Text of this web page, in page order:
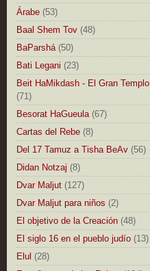
Árabe (53)
Baal Shem Tov (48)
BaParshá (50)
Bati Legani (23)
Beit HaMikdash - El Gran Templo
(71)
Besorat HaGueula (67)
Cartas del Rebe (8)
Del 17 Tamuz a Tisha BeAv (56)
Didan Notzaj (8)
Dvar Maljut (127)
Dvar Maljut para niños (2)
El objetivo de la Creación (48)
El siglo 16 en el pueblo judío (13)
Elul (28)